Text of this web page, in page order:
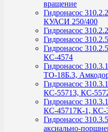
вращение
Гидронасос
КУАСИ 250/400
Гидронасос
Гидронасос
Гидронасос
КС-4574
Гидронасос
ТО-18Б.3,
Гидронасос
КС-55713, КС-
Гидронасос
КС-45717К-1, КС-
Гидронасос
аксиально-